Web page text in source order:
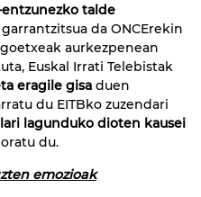
entzunezko talde
da ONCErekin
aurkezpenean
Euskal Irrati Telebistak
eragile gisa duen
du EITBko zuzendari
lagunduko dioten kausei
du.
emozioak